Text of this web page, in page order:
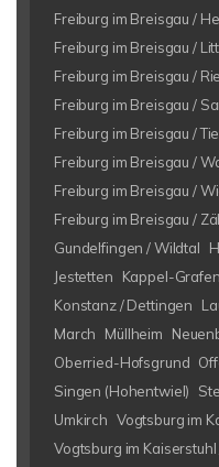
Freiburg im Breisgau /
Freiburg im Breisgau /
Freiburg im Breisgau /
Freiburg im Breisgau /
Freiburg im Breisgau /
Freiburg im Breisgau /
Freiburg im Breisgau /
Freiburg im Breisgau /
Gundelfingen / Wildtal
Jestetten
Kappel-
Konstanz / Dettingen
March
Müllheim
Oberried-Hofsgrund
Singen (Hohentwiel)
Umkirch Vogtsburg im
Vogtsburg im